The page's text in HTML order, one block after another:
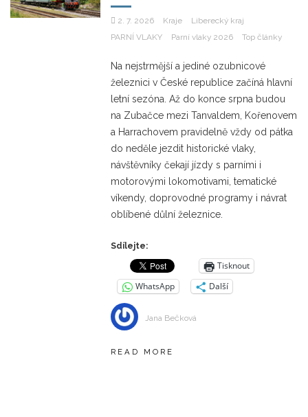
2. 7. 2026 Kraje
Liberecký kraj
PARNÍ VLAKY
Parní vlaky 2026 Top články
Na nejstrmější a jediné ozubnicové
železnici v České republice začíná hlavní
letní sezóna. Až do konce srpna budou
na Zubačce mezi Tanvaldem, Kořenovem
a Harrachovem pravidelně vždy od pátka
do neděle jezdit historické vlaky,
návštěvníky čekají jízdy s parními i
motorovými lokomotivami, tematické
víkendy, doprovodné programy i návrat
oblíbené důlní železnice.
Sdílejte:
Tisknout
WhatsApp
Další
Jana Bečková
READ MORE